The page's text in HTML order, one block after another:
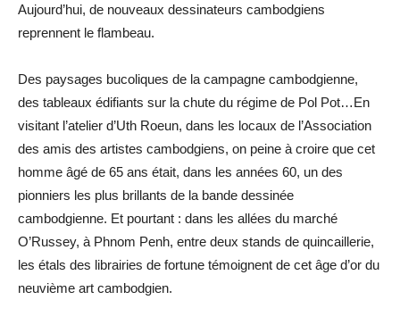
Aujourd’hui, de nouveaux dessinateurs cambodgiens
reprennent le flambeau.
Des paysages bucoliques de la campagne cambodgienne,
des tableaux édifiants sur la chute du régime de Pol Pot…En
visitant l’atelier d’Uth Roeun, dans les locaux de l’Association
des amis des artistes cambodgiens, on peine à croire que cet
homme âgé de 65 ans était, dans les années 60, un des
pionniers les plus brillants de la bande dessinée
cambodgienne. Et pourtant : dans les allées du marché
O’Russey, à Phnom Penh, entre deux stands de quincaillerie,
les étals des librairies de fortune témoignent de cet âge d’or du
neuvième art cambodgien.